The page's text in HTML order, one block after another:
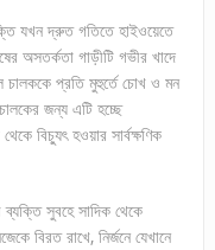
যখন দ্রুত গতিতে হাইওয়েতে
অসতর্কতা গাড়ীটি গভীর খাদে
চালককে প্রতি মুহুর্তে চোখ ও মন
জন্য এটি হচ্ছে
বিচ্যুৎ হওয়ার সার্বক্ষণিক
সুবহে সাদিক থেকে
বিরত রাখে, নির্জনে যেখানে